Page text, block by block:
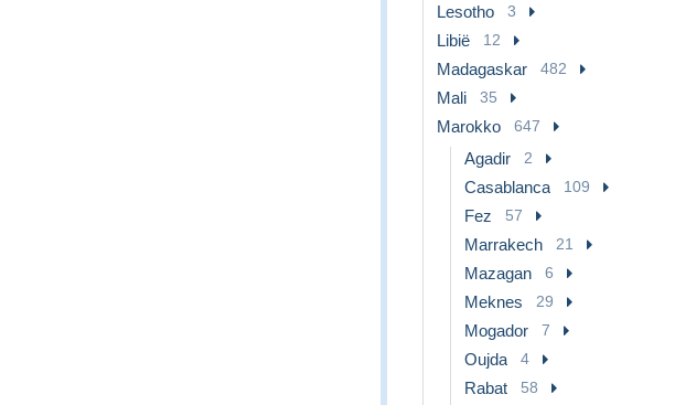
Lesotho 3
Libië 12
Madagaskar 482
Mali 35
Marokko 647
Agadir 2
Casablanca 109
Fez 57
Marrakech 21
Mazagan 6
Meknes 29
Mogador 7
Oujda 4
Rabat 58